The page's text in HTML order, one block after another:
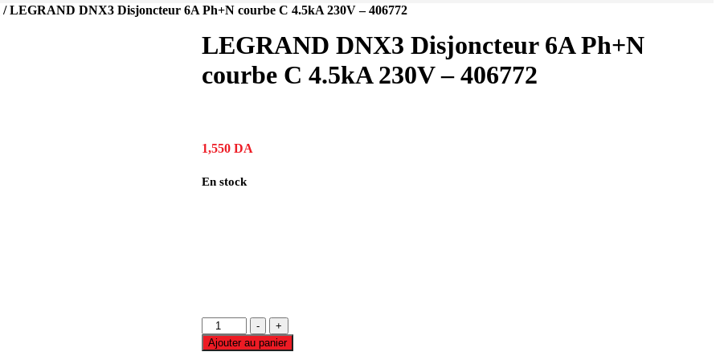
/ LEGRAND DNX3 Disjoncteur 6A Ph+N courbe C 4.5kA 230V – 406772
LEGRAND DNX3 Disjoncteur 6A Ph+N
courbe C 4.5kA 230V – 406772
1,550 DA
En stock
-
+
Ajouter au panier